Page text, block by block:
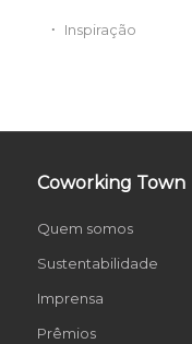
Inspiração
Coworking Town
Quem somos
Sustentabilidade
Imprensa
Prêmios